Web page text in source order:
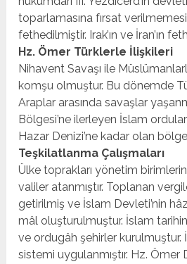
toparlamasına fırsat
fethedilmiştir. Irak’ın ve İran’ın
Hz. Ömer Türklerle İlişkileri
Nihavent Savaşı ile
komşu olmuştur. Bu dönemde
Araplar arasında savaşlar
Bölgesi’ne ilerleyen İslam
Hazar Denizi’ne kadar olan
Teşkilatlanma Çalışmaları
Ülke toprakları yönetim
valiler atanmıştır. Toplanan
getirilmiş ve İslam Devleti’nin
mâl oluşturulmuştur. İslam
ve ordugâh şehirler kurulmuştur.
sistemi uygulanmıştır. Hz. Ömer